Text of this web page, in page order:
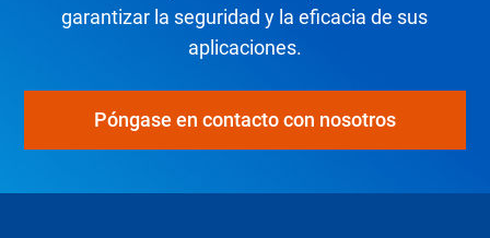
garantizar la seguridad y la eficacia de sus
aplicaciones.
Póngase en contacto con nosotros